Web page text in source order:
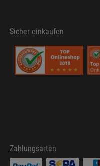
Sicher einkaufen
Zahlungsarten